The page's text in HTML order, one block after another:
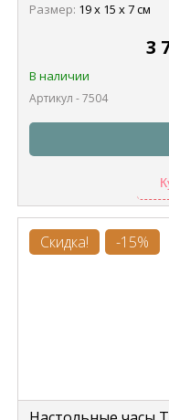
Размер: 19 х 15 х 7 см
3
В наличии
Артикул - 7504
Скидка! -15%